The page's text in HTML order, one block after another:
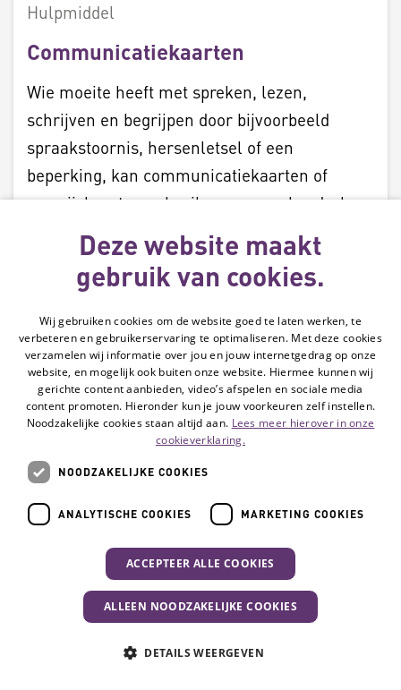
Uw activiteit
Hulpmiddel
Communicatiekaarten
Wie moeite heeft met spreken, lezen,
schrijven en begrijpen door bijvoorbeeld
spraakstoornis, hersenletsel of een
beperking, kan communicatiekaarten of
aanwijskaarten gebruiken om een boodschap
over te brengen.
Lees meer
Hulpmiddel
Personenalarmering, buitenshuis
Met een mobiel
personenalarmeringssysteem draagt u of uw
naaste een klein apparaatje (GPS-tracker) bij
zich. Hiermee kan op afstand de locatie
Deze website maakt
gebruik van cookies.
Wij gebruiken cookies om de website goed te laten werken, te
verbeteren en gebruikerservaring te optimaliseren. Met deze cookies
verzamelen wij informatie over jou en jouw internetgedrag op onze
website, en mogelijk ook buiten onze website. Hiermee kunnen wij
gerichte content aanbieden, video’s afspelen en sociale media
content promoten. Hieronder kun je jouw voorkeuren zelf instellen.
Noodzakelijke cookies staan altijd aan. Lees meer hierover in onze
cookieverklaring.
NOODZAKELIJKE COOKIES
ANALYTISCHE COOKIES MARKETING COOKIES
ACCEPTEER ALLE COOKIES
ALLEEN NOODZAKELIJKE COOKIES
DETAILS WEERGEVEN